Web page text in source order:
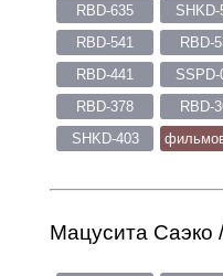
RBD-635
SHKD-
RBD-541
RBD-
RBD-441
SSPD-
RBD-378
RBD-
SHKD-403
Мацусита Саэко